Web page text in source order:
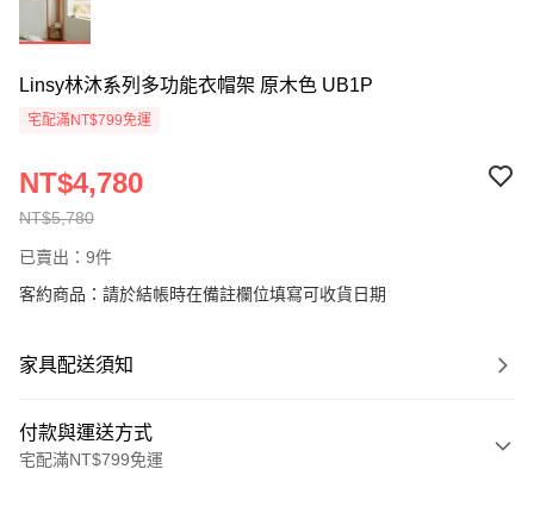
Linsy林沐系列多功能衣帽架 原木色 UB1P
宅配滿NT$799免運
NT$5,780
NT$4,780
已賣出：9件
客約商品：請於結帳時在備註欄位填寫可收貨日期
家具配送須知
付款與運送方式
宅配滿NT$799免運